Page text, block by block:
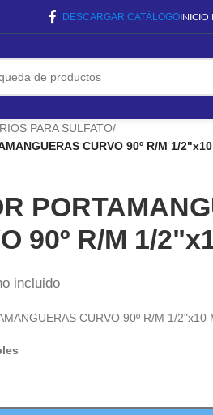
DESCARGAR CATÁLOGOINICIO
PARA SULFATO/
CURVO 90º R/M 1/
90º R/M 1/
incluido
CURVO 90º R/M 1/2"x10